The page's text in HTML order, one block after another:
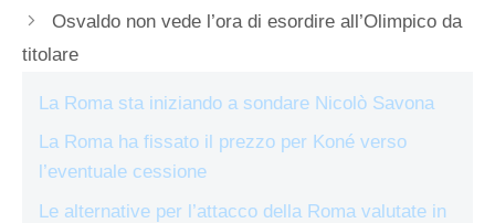
Osvaldo non vede l’ora di esordire all’Olimpico da
titolare
La Roma sta iniziando a sondare Nicolò Savona
La Roma ha fissato il prezzo per Koné verso
l’eventuale cessione
Le alternative per l’attacco della Roma valutate in